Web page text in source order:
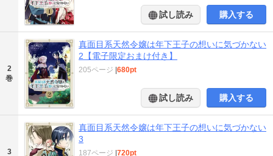
試し読み 購入する
2
巻
真面目系天然令嬢は年下王子の想いに気づかない
2【電子限定おまけ付き】
205ページ |680pt
試し読み 購入する
3
真面目系天然令嬢は年下王子の想いに気づかない
3
187ページ |720pt